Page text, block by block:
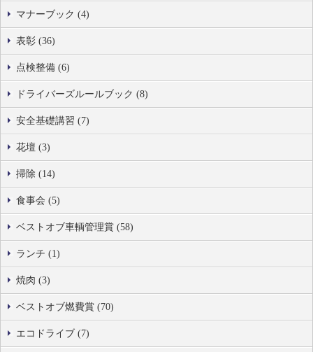
マナーブック (4)
表彰 (36)
点検整備 (6)
ドライバーズルールブック (8)
安全基礎講習 (7)
花壇 (3)
掃除 (14)
食事会 (5)
ベストオブ車輌管理賞 (58)
ランチ (1)
焼肉 (3)
ベストオブ燃費賞 (70)
エコドライブ (7)